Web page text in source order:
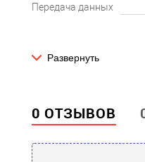
Передача данных
Сеть
Беспроводная связь
Развернуть
0 ОТЗЫВОВ